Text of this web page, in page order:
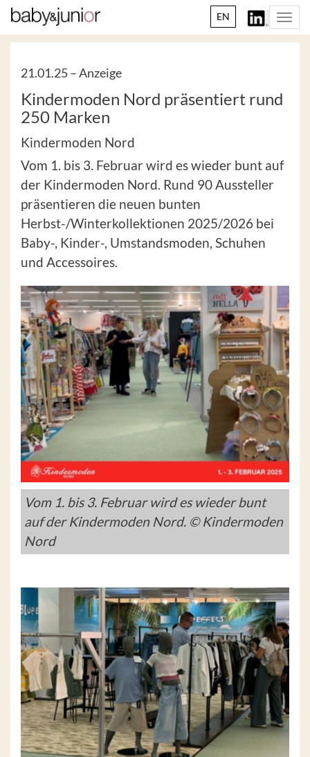
EN
21.01.25 –Anzeige
Kindermoden Nord präsentiert rund
250 Marken
Kindermoden Nord
Vom 1. bis 3. Februar wird es wieder bunt auf
der Kindermoden Nord. Rund 90 Aussteller
präsentieren die neuen bunten
Herbst-/Winterkollektionen 2025/2026 bei
Baby-, Kinder-, Umstandsmoden, Schuhen
und Accessoires.
Vom 1. bis 3. Februar wird es wieder bunt
auf der Kindermoden Nord. © Kindermoden
Nord